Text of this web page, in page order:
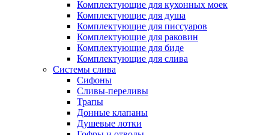
Комплектующие для кухонных моек
Комплектующие для душа
Комплектующие для писсуаров
Комплектующие для раковин
Комплектующие для биде
Комплектующие для слива
Системы слива
Сифоны
Сливы-переливы
Трапы
Донные клапаны
Душевые лотки